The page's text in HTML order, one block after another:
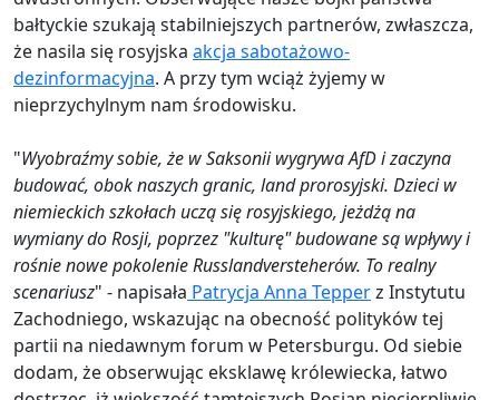
bałtyckie szukają stabilniejszych partnerów, zwłaszcza,
że nasila się rosyjska akcja sabotażowo-
dezinformacyjna. A przy tym wciąż żyjemy w
nieprzychylnym nam środowisku.
"Wyobraźmy sobie, że w Saksonii wygrywa AfD i zaczyna
budować, obok naszych granic, land prorosyjski. Dzieci w
niemieckich szkołach uczą się rosyjskiego, jeżdżą na
wymiany do Rosji, poprzez "kulturę" budowane są wpływy i
rośnie nowe pokolenie Russlandversteherów. To realny
scenariusz" - napisała Patrycja Anna Tepperz Instytutu
Zachodniego, wskazując na obecność polityków tej
partii na niedawnym forum w Petersburgu. Od siebie
dodam, że obserwując eksklawę królewiecka, łatwo